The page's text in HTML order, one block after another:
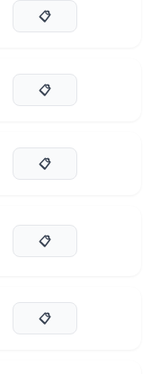
📋
📋
📋
📋
📋